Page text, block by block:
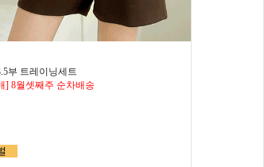
부 트레이닝세트
] 8월셋째주 순차배송